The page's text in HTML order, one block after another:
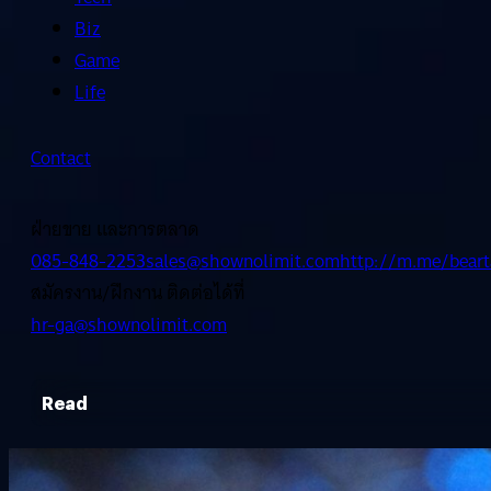
Biz
Game
Life
Contact
ฝ่ายขาย และการตลาด
085-848-2253sales@shownolimit.comhttp://m.me/
สมัครงาน/ฝึกงาน ติดต่อได้ที่
hr-ga@shownolimit.com
Read